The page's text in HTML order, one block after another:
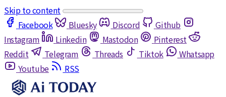
Skip to content
Facebook
Bluesky Discord
Github
Instagram
Linkedin Mastodon
Pinterest
Reddit
Telegram Threads Tiktok
Whatsapp
Youtube
RSS